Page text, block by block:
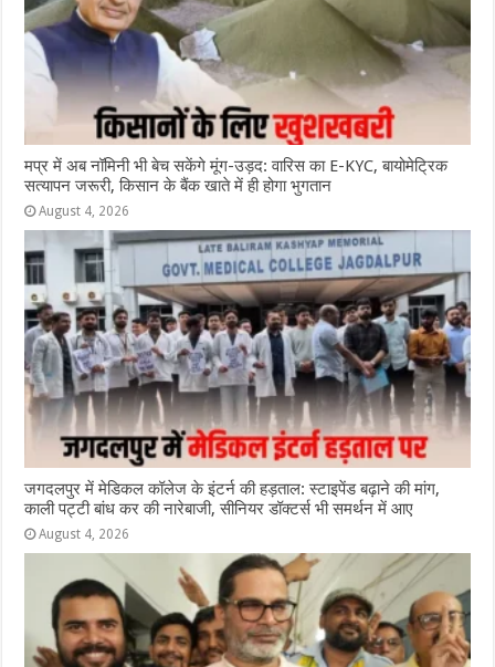
मप्र में अब नॉमिनी भी बेच सकेंगे मूंग-उड़द: वारिस का E-KYC, बायोमेट्रिक
सत्यापन जरूरी, किसान के बैंक खाते में ही होगा भुगतान
August 4, 2026
जगदलपुर में मेडिकल कॉलेज के इंटर्न की हड़ताल: स्टाइपेंड बढ़ाने की मांग,
काली पट्टी बांध कर की नारेबाजी, सीनियर डॉक्टर्स भी समर्थन में आए
August 4, 2026